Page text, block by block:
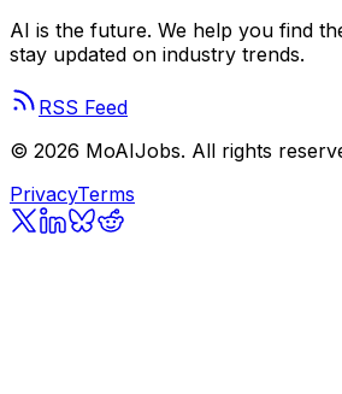
AI is the future. We help you find
stay updated on industry trends.
RSS Feed
© 2026 MoAIJobs. All rights
PrivacyTerms